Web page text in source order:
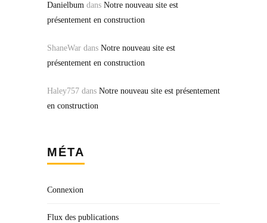
Danielbum dans Notre nouveau site est
présentement en construction
ShaneWar dans Notre nouveau site est
présentement en construction
Haley757 dans Notre nouveau site est présentement
en construction
MÉTA
Connexion
Flux des publications